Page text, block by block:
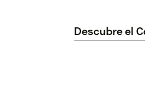
Descubre el